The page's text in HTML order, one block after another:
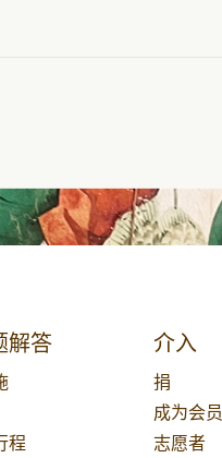
解答
程
介入
捐
成为会员
志愿者